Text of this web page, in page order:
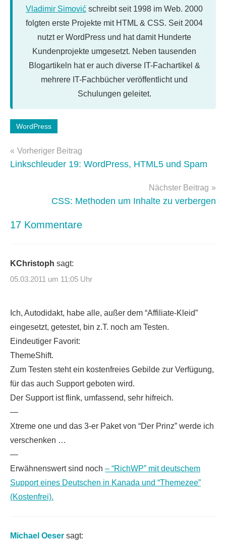
Vladimir Simović schreibt seit 1998 im Web. 2000
folgten erste Projekte mit HTML & CSS. Seit 2004
nutzt er WordPress und hat damit Hunderte
Kundenprojekte umgesetzt. Neben tausenden
Blogartikeln hat er auch diverse IT-Fachartikel &
mehrere IT-Fachbücher veröffentlicht und
Schulungen geleitet.
Schlagwörter:
themes
WordPress
Beitragsnavigation
Vorheriger Beitrag
Linkschleuder 19: WordPress, HTML5 und Spam
Nächster Beitrag
CSS: Methoden um Inhalte zu verbergen
17 Kommentare
KChristoph sagt:
05.03.2011 um 11:05 Uhr
Ich, Autodidakt, habe alle, außer dem “Affiliate-Kleid”
eingesetzt, getestet, bin z.T. noch am Testen.
Eindeutiger Favorit:
ThemeShift.
Zum Testen steht ein kostenfreies Gebilde zur Verfügung,
für das auch Support geboten wird.
Der Support ist flink, umfassend, sehr hifreich.
—
Xtreme one und das 3-er Paket von “Der Prinz” werde ich
verschenken …
—
Erwähnenswert sind noch – “RichWP” mit deutschem
Support eines Deutschen in Kanada und “Themezee”
(Kostenfrei).
Michael Oeser sagt: